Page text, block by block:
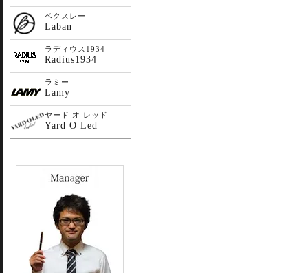
ベクスレー
Laban
ラディウス1934
Radius1934
ラミー
Lamy
ヤード オ レッド
Yard O Led